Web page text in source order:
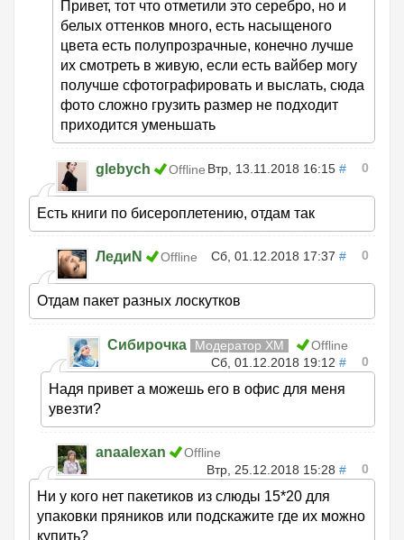
Привет, тот что отметили это серебро, но и
белых оттенков много, есть насыщеного
цвета есть полупрозрачные, конечно лучше
их смотреть в живую, если есть вайбер могу
получше сфотографировать и выслать, сюда
фото сложно грузить размер не подходит
приходится уменьшать
glebych Offline Втр, 13.11.2018 16:15 # 0
Есть книги по бисероплетению, отдам так
ЛедиN Offline Сб, 01.12.2018 17:37 # 0
Отдам пакет разных лоскутков
Сибирочка Модератор ХМ
Offline
Сб, 01.12.2018 19:12 # 0
Надя привет а можешь его в офис для меня
увезти?
anaalexan
Offline
Втр, 25.12.2018 15:28 # 0
Ни у кого нет пакетиков из слюды 15*20 для
упаковки пряников или подскажите где их можно
купить?